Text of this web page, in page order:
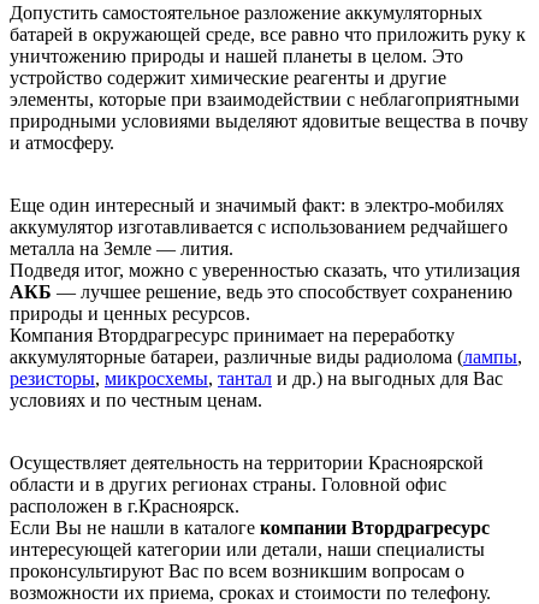
Допустить самостоятельное разложение аккумуляторных
батарей в окружающей среде, все равно что приложить руку к
уничтожению природы и нашей планеты в целом. Это
устройство содержит химические реагенты и другие
элементы, которые при взаимодействии с неблагоприятными
природными условиями выделяют ядовитые вещества в почву
и атмосферу.
Еще один интересный и значимый факт: в электро-мобилях
аккумулятор изготавливается с использованием редчайшего
металла на Земле — лития.
Подведя итог, можно с уверенностью сказать, что утилизация
АКБ — лучшее решение, ведь это способствует сохранению
природы и ценных ресурсов.
Компания Втордрагресурс принимает на переработку
аккумуляторные батареи, различные виды радиолома (лампы,
резисторы, микросхемы, тантал и др.) на выгодных для Вас
условиях и по честным ценам.
Осуществляет деятельность на территории Красноярской
области и в других регионах страны. Головной офис
расположен в г.Красноярск.
Если Вы не нашли в каталоге компании Втордрагресурс
интересующей категории или детали, наши специалисты
проконсультируют Вас по всем возникшим вопросам о
возможности их приема, сроках и стоимости по телефону.